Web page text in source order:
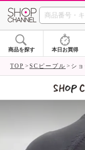
商品を探す 本日お買得
TOP SCピープル シ